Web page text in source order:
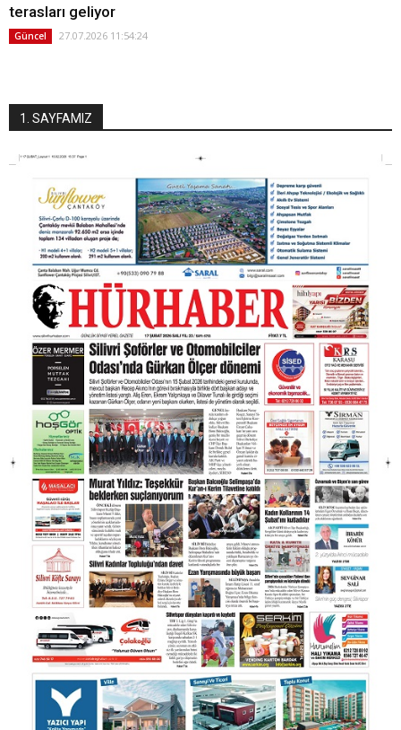
terasları geliyor
Güncel 27.07.2026 11:54:24
1. SAYFAMIZ